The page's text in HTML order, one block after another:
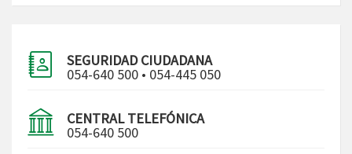
SEGURIDAD CIUDADANA
054-640 500 • 054-445 050
CENTRAL TELEFÓNICA
054-640 500